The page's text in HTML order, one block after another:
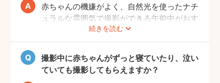
続きを読む
赤ちゃんの機嫌がよく、自然光を使ったナチ
ュラルな雰囲気で撮影ができる午前中がおす
赤ちゃんもお母さんも、おうちに戻ってから
の生活リズムがまだ整わないうえ、授乳・お
むつ替え・ねんねのタイミングは赤ちゃんに
よってそれぞれです。 日時を決めるのが難
撮影中に赤ちゃんがずっと寝ていたり、泣い
ていても撮影してもらえますか？